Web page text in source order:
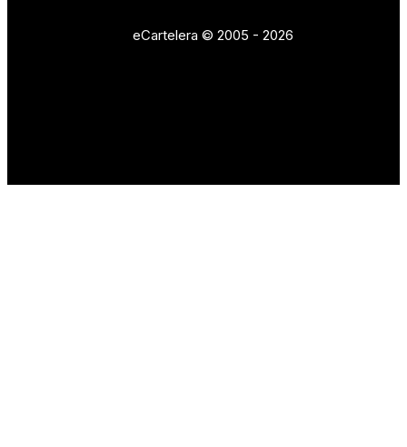
eCartelera © 2005 - 2026